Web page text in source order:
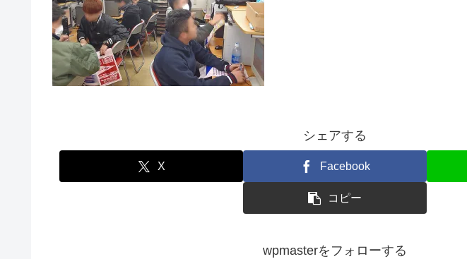
シェアする
X Facebook
コピー
wpmasterをフォローする